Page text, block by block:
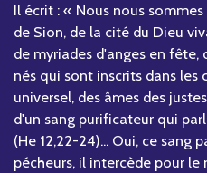
Il écrit : « Nous nous
de Sion, de la cité du Dieu
de myriades d'anges en fête,
nés qui sont inscrits dans les
universel, des âmes des
d'un sang purificateur qui
(He 12,22-24)... Oui, ce sang
pécheurs, il intercède pour le